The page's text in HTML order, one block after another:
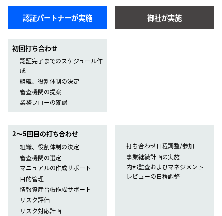
認証パートナーが実施 御社が実施
初回打ち合わせ
認証完了までのスケジュール作
成
組織、役割体制の決定
審査機関の提案
業務フローの確認
2〜5回目の打ち合わせ
組織、役割体制の決定
審査機関の選定
マニュアルの作成サポート
目的管理
情報資産台帳作成サポート
リスク評価
リスク対応計画
打ち合わせ日程調整/参加
事業継続計画の実施
内部監査およびマネジメント
レビューの日程調整